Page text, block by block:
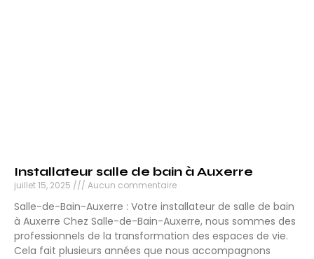
Installateur salle de bain à Auxerre
juillet 15, 2025 Aucun commentaire
Salle-de-Bain-Auxerre : Votre installateur de salle de bain
à Auxerre Chez Salle-de-Bain-Auxerre, nous sommes des
professionnels de la transformation des espaces de vie.
Cela fait plusieurs années que nous accompagnons